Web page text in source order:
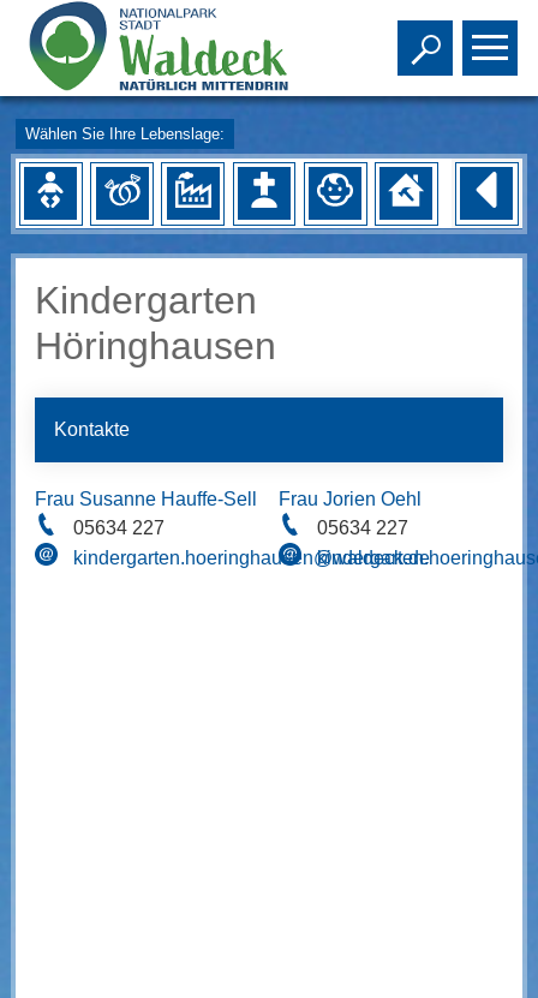
Toggle
Wählen Sie Ihre Lebenslage:
Kindergarten
Höringhausen
Kontakte
Frau Susanne Hauffe-Sell
05634 227
kindergarten.hoeringhausen@waldeck.de
Frau Jorien Oehl
05634 227